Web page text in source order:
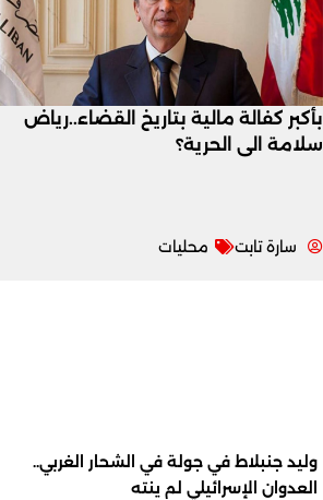
بأكبر كفالة مالية بتاريخ القضاء..رياض
سلامة الى الحرية؟
سارة تابت محليات
وليد جنبلاط في جولة في الشحار الغربي..
العدوان الإسرائيلي لم ينته